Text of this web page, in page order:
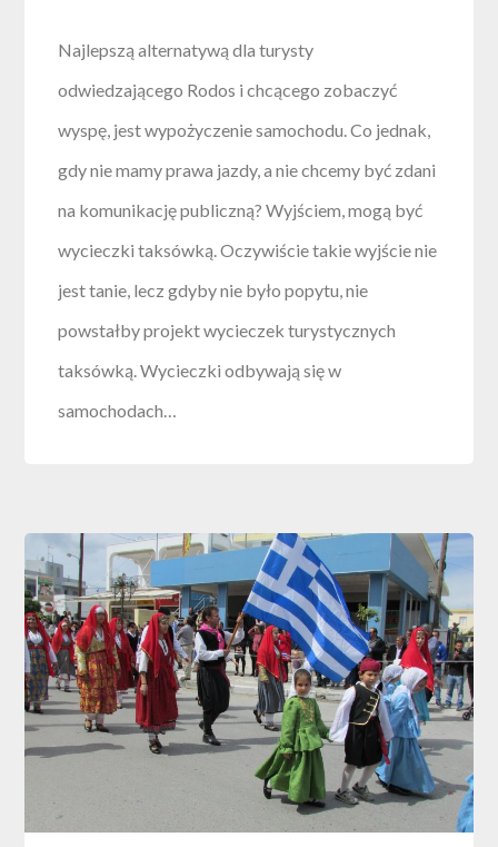
Najlepszą alternatywą dla turysty
odwiedzającego Rodos i chcącego zobaczyć
wyspę, jest wypożyczenie samochodu. Co jednak,
gdy nie mamy prawa jazdy, a nie chcemy być zdani
na komunikację publiczną? Wyjściem, mogą być
wycieczki taksówką. Oczywiście takie wyjście nie
jest tanie, lecz gdyby nie było popytu, nie
powstałby projekt wycieczek turystycznych
taksówką. Wycieczki odbywają się w
samochodach…